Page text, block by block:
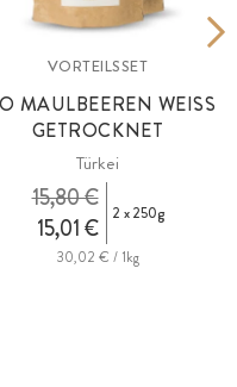
VORTEILSSET
MAULBEEREN WEISS
GETROCKNET
Türkei
15,01 €
15,80 € 2 x 250g
30,02 € / 1kg